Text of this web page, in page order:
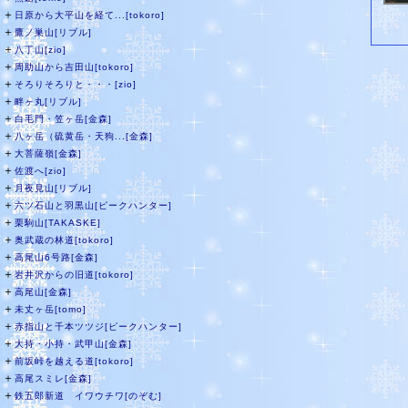
＋ 日原から大平山を経て...[tokoro]
＋鷹ノ巣山[リブル]
＋八丁山[zio]
＋周助山から吉田山[tokoro]
＋ そろりそろりと・・・[zio]
＋ 畔ヶ丸[リブル]
＋白毛門・笠ヶ岳[金森]
＋八ヶ岳（硫黄岳・天狗...[金森]
＋ 大菩薩嶺[金森]
＋ 佐渡へ[zio]
＋月夜見山[リブル]
＋六ツ石山と羽黒山[ピークハンター]
＋ 栗駒山[TAKASKE]
＋ 奥武蔵の林道[tokoro]
＋高尾山6号路[金森]
＋岩井沢からの旧道[tokoro]
＋ 高尾山[金森]
＋ 未丈ヶ岳[tomo]
＋赤指山と千本ツツジ[ピークハンター]
＋大持・小持・武甲山[金森]
＋前坂峠を越える道[tokoro]
＋ 高尾スミレ[金森]
＋鉄五郎新道 イワウチワ[のぞむ]